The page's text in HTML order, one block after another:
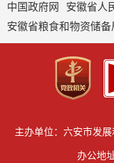
中国政府网
安徽省人
安徽省粮食和物资储备
主办单位：六安市发
办公地